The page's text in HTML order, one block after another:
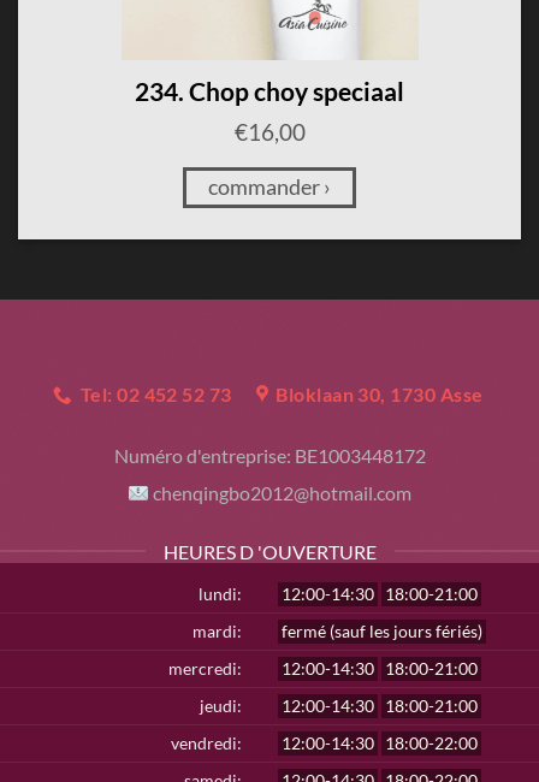
234. Chop choy speciaal
€16,00
commander ›
Tel: 02 452 52 73 Bloklaan 30, 1730 Asse
Numéro d'entreprise: BE1003448172
chenqingbo2012@hotmail.com
HEURES D 'OUVERTURE
lundi: 12:00-14:30 18:00-21:00
mardi:
fermé (sauf les jours fériés)
mercredi:
12:00-14:30 18:00-21:00
jeudi:
12:00-14:30 18:00-21:00
vendredi:
12:00-14:30 18:00-22:00